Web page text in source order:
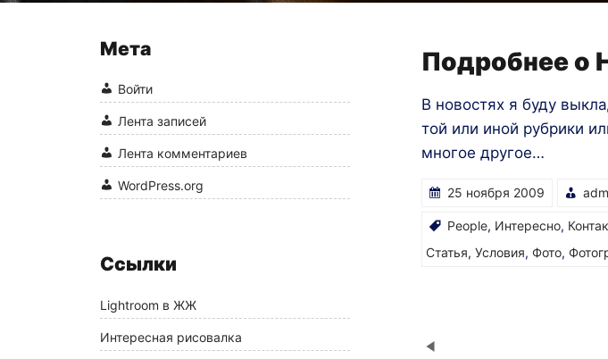
Подробнее о
В новостях я буду
той или иной рубрики
многое другое…
25 ноября 2009
People, Интересно,
Статья, Условия, Фото,
Мета
Войти
Лента записей
Лента комментариев
WordPress.org
Ссылки
Lightroom в ЖЖ
Интересная рисовалка